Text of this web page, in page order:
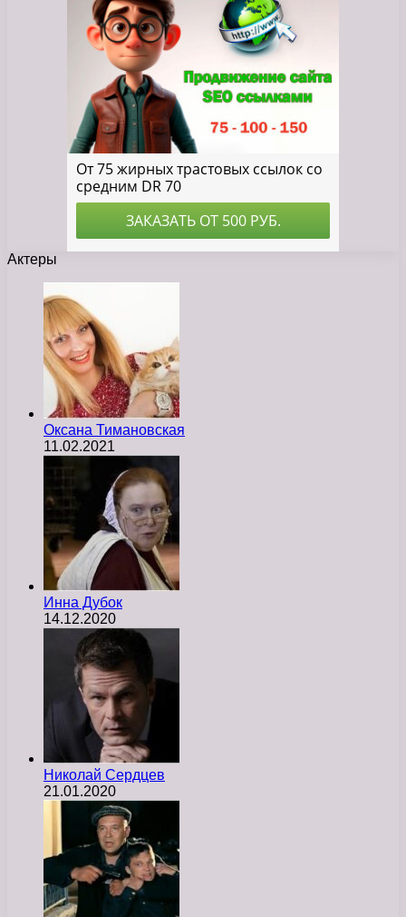
Актеры
Оксана Тимановская
11.02.2021
Инна Дубок
14.12.2020
Николай Сердцев
21.01.2020